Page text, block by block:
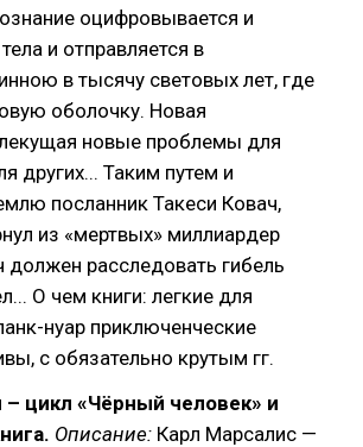
оцифровывается и
и отправляется в
в тысячу световых лет, где
оболочку. Новая
новые проблемы для
других... Таким путем и
посланник Такеси Ковач,
из «мертвых» миллиардер
должен расследовать гибель
О чем книги: легкие для
нуар приключенческие
с обязательно крутым гг.
цикл «Чёрный человек» и
Описание: Карл Марсалис —